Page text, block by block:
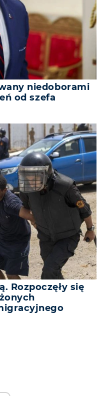
niedoborami
od szefa
Rozpoczęły się